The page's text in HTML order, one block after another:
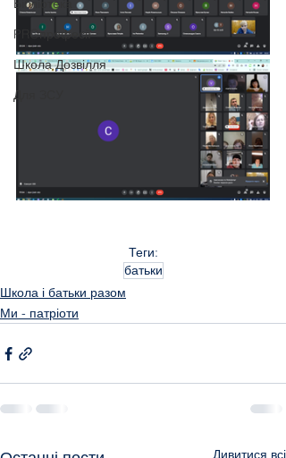
Бібліотека
PROпрофесії
Школа Дозвілля
Для ЗСУ
Теги:
батьки
Школа і батьки разом
Ми - патріоти